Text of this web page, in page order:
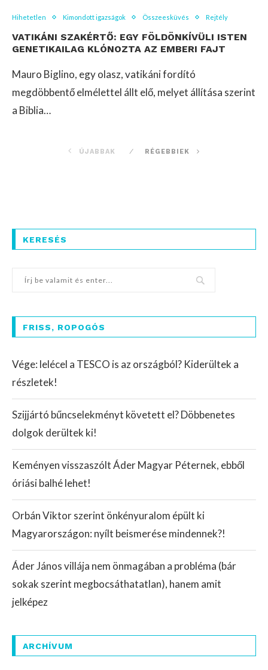
Hihetetlen Kimondott igazságok Összeesküvés Rejtély
VATIKÁNI SZAKÉRTŐ: EGY FÖLDÖNKÍVÜLI ISTEN
GENETIKAILAG KLÓNOZTA AZ EMBERI FAJT
Mauro Biglino, egy olasz, vatikáni fordító
megdöbbentő elmélettel állt elő, melyet állítása szerint
a Biblia…
ÚJABBAK RÉGEBBIEK
KERESÉS
FRISS, ROPOGÓS
Vége: lelécel a TESCO is az országból? Kiderültek a
részletek!
Szijjártó bűncselekményt követett el? Döbbenetes
dolgok derültek ki!
Keményen visszaszólt Áder Magyar Péternek, ebből
óriási balhé lehet!
Orbán Viktor szerint önkényuralom épült ki
Magyarországon: nyílt beismerése mindennek?!
Áder János villája nem önmagában a probléma (bár
sokak szerint megbocsáthatatlan), hanem amit
jelképez
ARCHÍVUM